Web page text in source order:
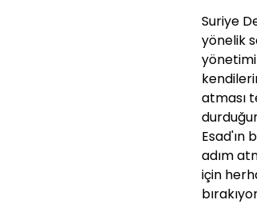
Suriye
yönelik
atması
Esad'ın
adım
için